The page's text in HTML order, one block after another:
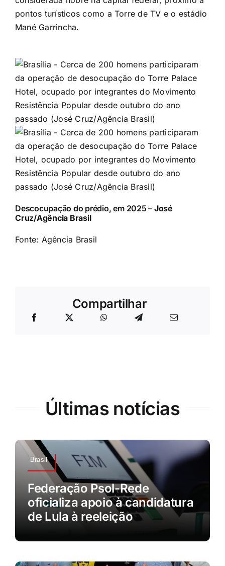
pontos turísticos como a Torre de TV e o estádio
Mané Garrincha.
Descocupação do prédio, em 2025 – José
Cruz/Agência Brasil
Fonte: Agência Brasil
Compartilhar
Últimas notícias
Brasil
Federação Psol-Rede
oficializa apoio à candidatura
de Lula à reeleição